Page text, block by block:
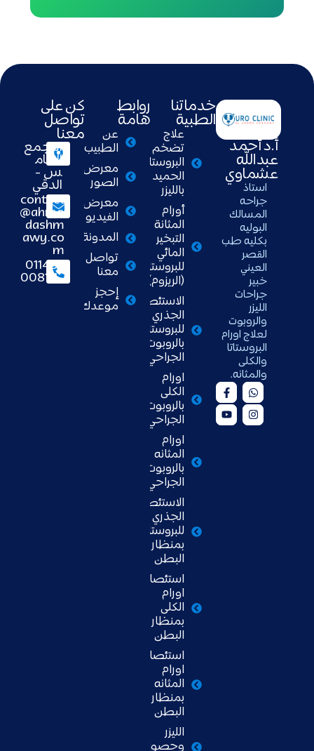
أ.د أحمد
عبدالله
عشماوي
استاذ
جراحه
المسالك
البوليه
بكليه طب
القصر
العيني
خبير
جراحات
الليزر
والروبوت
لعلاج اورام
البروستاتا
والكلى
والمثانه.
خدماتنا
الطبية
علاج
تضخم
البروستاتا
الحميد
بالليزر
أورام
المثانة
التبخير
المائي
للبروستاتا
(الريزوم)
الاستئصال
الجذري
للبروستاتا
بالروبوت
الجراحي
اورام
الكلى
بالروبوت
الجراحي
اورام
المثانه
بالروبوت
الجراحي
الاستئصال
الجذري
للبروستاتا
بمنظار
البطن
استئصال
اورام
الكلى
بمنظار
البطن
استئصال
اورام
المثانه
بمنظار
البطن
الليزر
وحصوات
روابط
هامة
عن
الطبيب
معرض
الصور
معرض
الفيديو
المدونة
تواصل
معنا
إحجز
موعدك
كن على
تواصل
معنا
التجمع
الخام
س -
الدقي
contact
@ahme
dashm
awy.co
m
01148
008111